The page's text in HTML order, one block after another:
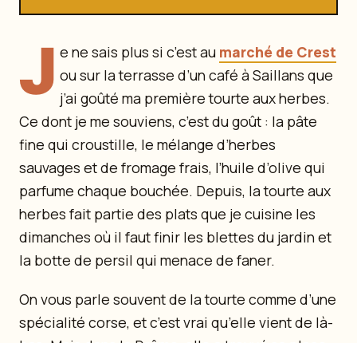
J e ne sais plus si c’est au marché de Crest
ou sur la terrasse d’un café à Saillans que
j’ai goûté ma première tourte aux herbes.
Ce dont je me souviens, c’est du goût : la pâte
fine qui croustille, le mélange d’herbes
sauvages et de fromage frais, l’huile d’olive qui
parfume chaque bouchée. Depuis, la tourte aux
herbes fait partie des plats que je cuisine les
dimanches où il faut finir les blettes du jardin et
la botte de persil qui menace de faner.
On vous parle souvent de la tourte comme d’une
spécialité corse, et c’est vrai qu’elle vient de là-